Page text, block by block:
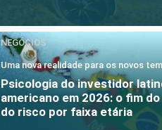
NEGÓCIOS
Uma nova realidade para os novos
Psicologia do investidor
americano em 2026: o fim
do risco por faixa etária